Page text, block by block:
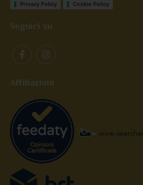
Privacy Policy Cookie Policy
Seguici su
Affiliazioni